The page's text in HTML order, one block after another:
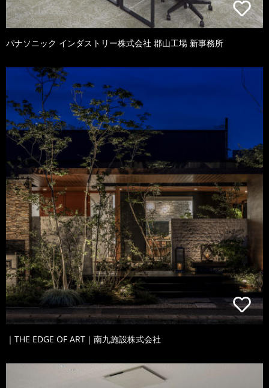
パナソニック インダストリー株式会社 郡山工場 新事務所
｜THE EDGE OF ART｜南九施設株式会社